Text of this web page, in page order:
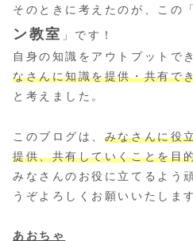
そのときに考えたのが、この「
ン教室 」です！
自身の知識をアウトプットで
なさんに知識を提供・共有で
と考えました。
このブログは、 みなさんに役
提供、共有していくことを目
みなさんのお役に立てるよう
うぞよろしくお願いいたしま
あおちゃ